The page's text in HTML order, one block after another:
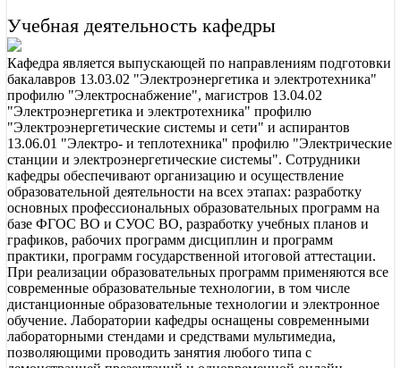
Учебная деятельность кафедры
Кафедра является выпускающей по направлениям подготовки
бакалавров 13.03.02 "Электроэнергетика и электротехника"
профилю "Электроснабжение", магистров 13.04.02
"Электроэнергетика и электротехника" профилю
"Электроэнергетические системы и сети" и аспирантов
13.06.01 "Электро- и теплотехника" профилю "Электрические
станции и электроэнергетические системы". Сотрудники
кафедры обеспечивают организацию и осуществление
образовательной деятельности на всех этапах: разработку
основных профессиональных образовательных программ на
базе ФГОС ВО и СУОС ВО, разработку учебных планов и
графиков, рабочих программ дисциплин и программ
практики, программ государственной итоговой аттестации.
При реализации образовательных программ применяются все
современные образовательные технологии, в том числе
дистанционные образовательные технологии и электронное
обучение. Лаборатории кафедры оснащены современными
лабораторными стендами и средствами мультимедиа,
позволяющими проводить занятия любого типа с